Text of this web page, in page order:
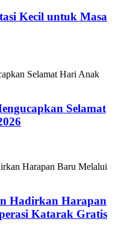
Kecil untuk Masa
Selamat
Hadirkan Harapan
Katarak Gratis